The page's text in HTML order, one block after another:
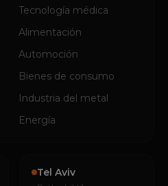
Tecnología médica
Alimentación
Automoción
Bienes de consumo
Industria del metal
Energía
Tel Aviv